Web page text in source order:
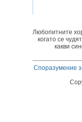
Любопитните
когато се
какви
Споразумение